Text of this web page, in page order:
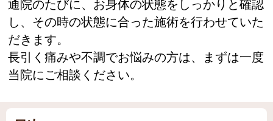
通院のたびに、お身体の状態をしっかりと確認
し、その時の状態に合った施術を行わせていた
だきます。
長引く痛みや不調でお悩みの方は、まずは一度
当院にご相談ください。